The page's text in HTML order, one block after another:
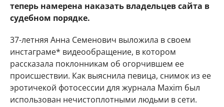
теперь намерена наказать владельцев сайта в
судебном порядке.
37-летняя Анна Семенович выложила в своем
инстаграме* видеообращение, в котором
рассказала поклонникам об огорчившем ее
происшествии. Как выяснила певица, снимок из ее
эротичекой фотосессии для журнала Maxim был
использован нечистоплотными людьми в сети.